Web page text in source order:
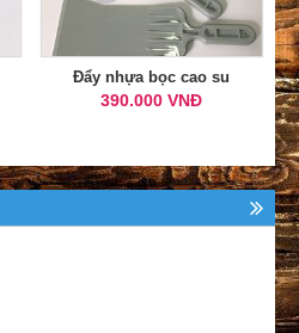
Đẩy nhựa bọc cao su
390.000 VNĐ